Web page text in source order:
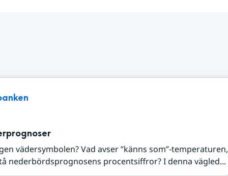
vädersymbolen? Vad avser ”känns som”-temperaturen,
nederbördsprognosens procentsiffror? I denna vägled...